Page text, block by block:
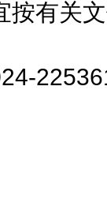
有关文